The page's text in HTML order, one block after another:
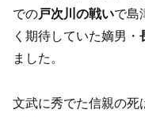
での戸次川の戦いで島
く期待していた嫡男・
ました。
文武に秀でた信親の死